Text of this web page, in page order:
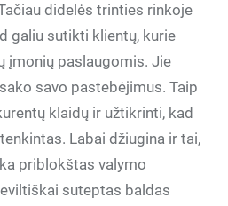
didelės trinties rinkoje
galiu sutikti klientų, kurie
įmonių paslaugomis. Jie
savo pastebėjimus. Taip
klaidų ir užtikrinti, kad
Labai džiugina ir tai,
priblokštas valymo
suteptas baldas